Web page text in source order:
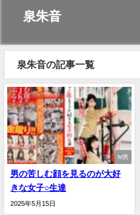
泉朱音
泉朱音の記事一覧
M男
男の苦しむ顔を見るのが大好
きな女子○生達
2025年5月15日